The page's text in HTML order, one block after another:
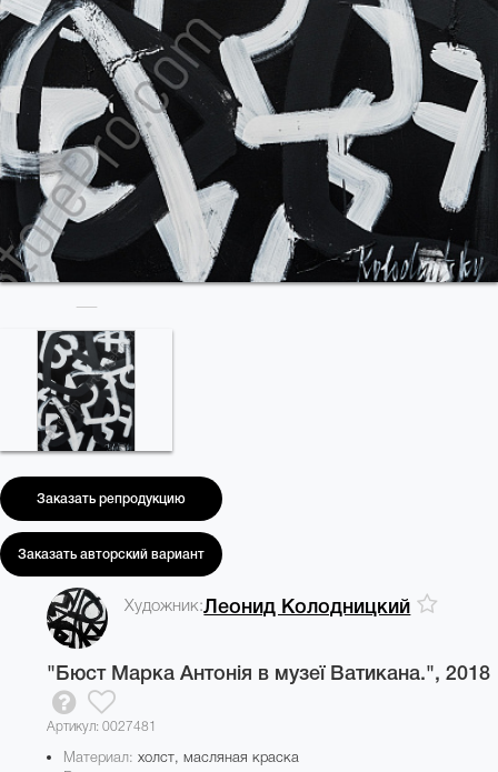
Заказать репродукцию
Заказать авторский вариант
Художник:Леонид Колодницкий
"Бюст Марка Антонія в музеї Ватикана.", 2018
Артикул: 0027481
Материал: холст, масляная краска